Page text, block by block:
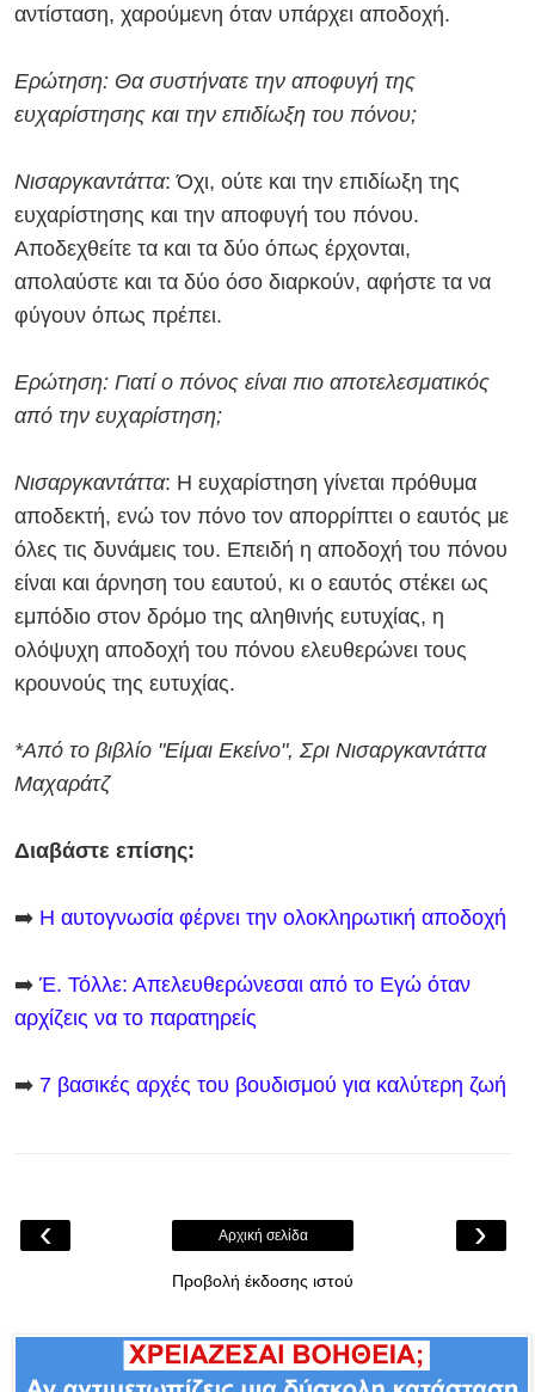
αντίσταση, χαρούμενη όταν υπάρχει αποδοχή.
Ερώτηση: Θα συστήνατε την αποφυγή της
ευχαρίστησης και την επιδίωξη του πόνου;
Νισαργκαντάττα: Όχι, ούτε και την επιδίωξη της
ευχαρίστησης και την αποφυγή του πόνου.
Αποδεχθείτε τα και τα δύο όπως έρχονται,
απολαύστε και τα δύο όσο διαρκούν, αφήστε τα να
φύγουν όπως πρέπει.
Ερώτηση: Γιατί ο πόνος είναι πιο αποτελεσματικός
από την ευχαρίστηση;
Νισαργκαντάττα: Η ευχαρίστηση γίνεται πρόθυμα
αποδεκτή, ενώ τον πόνο τον απορρίπτει ο εαυτός με
όλες τις δυνάμεις του. Επειδή η αποδοχή του πόνου
είναι και άρνηση του εαυτού, κι ο εαυτός στέκει ως
εμπόδιο στον δρόμο της αληθινής ευτυχίας, η
ολόψυχη αποδοχή του πόνου ελευθερώνει τους
κρουνούς της ευτυχίας.
*Από το βιβλίο "Είμαι Εκείνο", Σρι Νισαργκαντάττα
Μαχαράτζ
Διαβάστε επίσης:
➡️ Η αυτογνωσία φέρνει την ολοκληρωτική αποδοχή
➡️ Έ. Τόλλε: Απελευθερώνεσαι από το Εγώ όταν
αρχίζεις να το παρατηρείς
➡️ 7 βασικές αρχές του βουδισμού για καλύτερη ζωή
‹ ›
Αρχική σελίδα
Προβολή έκδοσης ιστού